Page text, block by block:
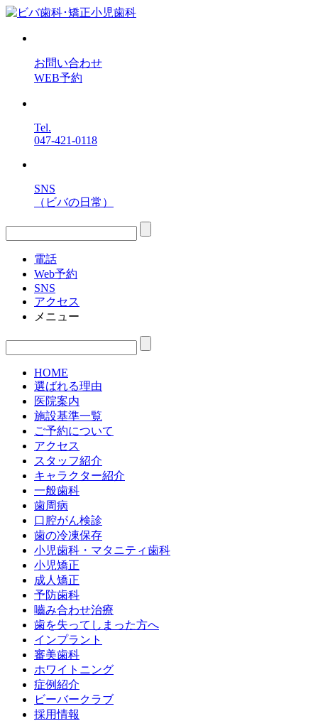
お問い合わせ
WEB予約
Tel.
047-421-0118
SNS
（ビバの日常）
電話
Web予約
SNS
アクセス
メニュー
HOME
選ばれる理由
医院案内
施設基準一覧
ご予約について
アクセス
スタッフ紹介
キャラクター紹介
一般歯科
歯周病
口腔がん検診
歯の冷凍保存
小児歯科・マタニティ歯科
小児矯正
成人矯正
予防歯科
嚙み合わせ治療
歯を失ってしまった方へ
インプラント
審美歯科
ホワイトニング
症例紹介
ビーバークラブ
採用情報